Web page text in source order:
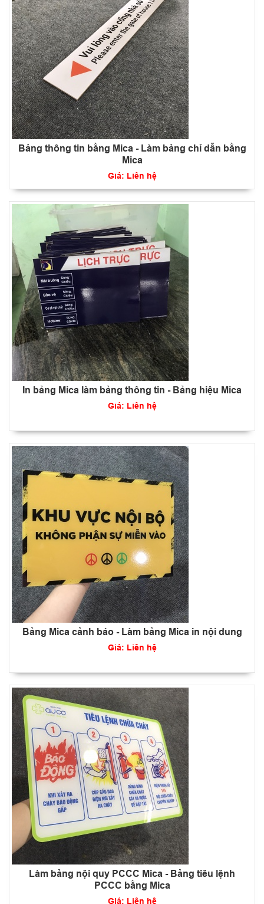
Bảng thông tin bằng Mica - Làm bảng chỉ dẫn bằng
Mica
Giá: Liên hệ
In bảng Mica làm bảng thông tin - Bảng hiệu Mica
Giá: Liên hệ
Bảng Mica cảnh báo - Làm bảng Mica in nội dung
Giá: Liên hệ
Làm bảng nội quy PCCC Mica - Bảng tiêu lệnh
PCCC bằng Mica
Giá: Liên hệ